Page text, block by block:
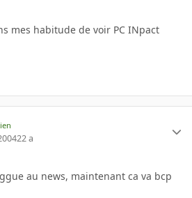
mes habitude de voir PC INpact
22 a
au news, maintenant ca va bcp